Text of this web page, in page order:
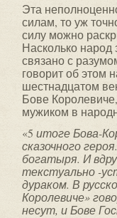
Эта
силам, то уж
силу можно
Насколько народ
связано с
говорит об этом
шестнадцатом
Бове
мужиком в
«5 итоге Бова-
сказочного
богатыря. И
текстуально -
дураком. В
Королевиче»
несут, и Бове